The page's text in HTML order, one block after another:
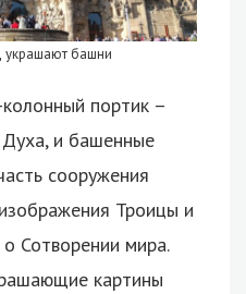
украшают башни
портик –
и башенные
сооружения
Троицы и
Сотворении мира.
картины